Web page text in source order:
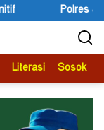
Pasca
Literasi Sosok